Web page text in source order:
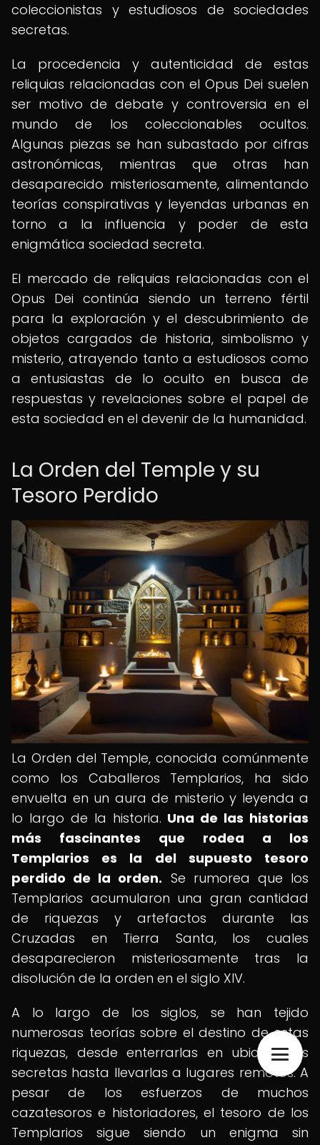
coleccionistas y estudiosos de sociedades
secretas.
La procedencia y autenticidad de estas
reliquias relacionadas con el Opus Dei suelen
ser motivo de debate y controversia en el
mundo de los coleccionables ocultos.
Algunas piezas se han subastado por cifras
astronómicas, mientras que otras han
desaparecido misteriosamente, alimentando
teorías conspirativas y leyendas urbanas en
torno a la influencia y poder de esta
enigmática sociedad secreta.
El mercado de reliquias relacionadas con el
Opus Dei continúa siendo un terreno fértil
para la exploración y el descubrimiento de
objetos cargados de historia, simbolismo y
misterio, atrayendo tanto a estudiosos como
a entusiastas de lo oculto en busca de
respuestas y revelaciones sobre el papel de
esta sociedad en el devenir de la humanidad.
La Orden del Temple y su
Tesoro Perdido
La Orden del Temple, conocida comúnmente
como los Caballeros Templarios, ha sido
envuelta en un aura de misterio y leyenda a
lo largo de la historia. Una de las historias
más fascinantes que rodea a los
Templarios es la del supuesto tesoro
perdido de la orden. Se rumorea que los
Templarios acumularon una gran cantidad
de riquezas y artefactos durante las
Cruzadas en Tierra Santa, los cuales
desaparecieron misteriosamente tras la
disolución de la orden en el siglo XIV.
A lo largo de los siglos, se han tejido
numerosas teorías sobre el destino de estas
riquezas, desde enterrarlas en ubicaciones
secretas hasta llevarlas a lugares remotos. A
pesar de los esfuerzos de muchos
cazatesoros e historiadores, el tesoro de los
Templarios sigue siendo un enigma sin